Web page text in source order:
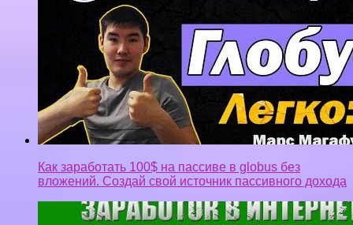
Как заработать 100$ на пассиве в globus без
вложений. Создай свой источник пассивного дохода